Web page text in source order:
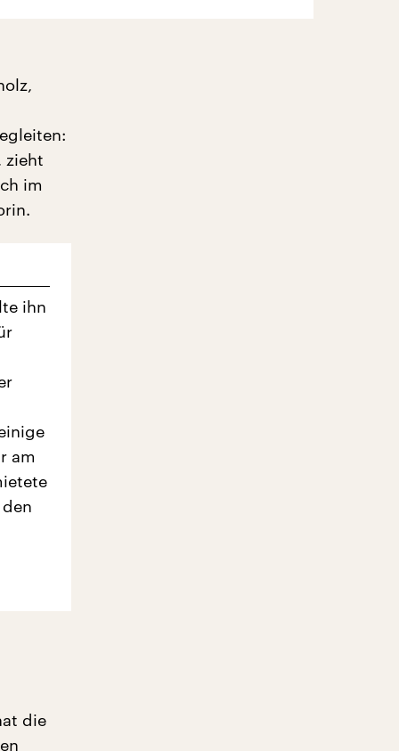
zieht
im
ihn
am
die